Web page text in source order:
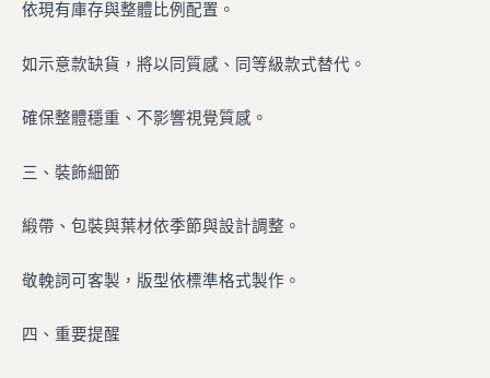
依現有庫存與整體比例配置。
如示意款缺貨，將以同質感、同等級款式替代。
確保整體穩重、不影響視覺質感。
三、裝飾細節
緞帶、包裝與葉材依季節與設計調整。
敬輓詞可客製，版型依標準格式製作。
四、重要提醒